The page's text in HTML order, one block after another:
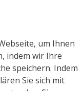
um Ihnen
indem wir Ihre
speichern. Indem
Sie sich mit